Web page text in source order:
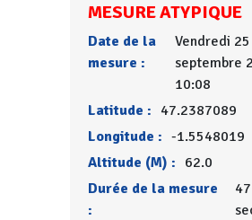
MESURE ATYPIQUE
Date de la
mesure :
Vendredi 25
septembre
10:08
Latitude : 47.2387089
Longitude : -1.5548019
Altitude (M) : 62.0
Durée de la mesure
:
47